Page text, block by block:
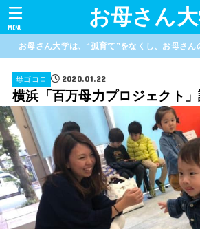
お母さん
MENU
お母さん大学は、“孤育て”をなくし、お母さ
母ゴコロ 2020.01.22
横浜「百万母力プロジェクト